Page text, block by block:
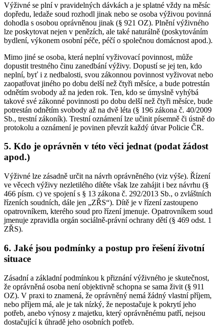
Výživné se plní v pravidelných dávkách a je splatné vždy na měsíc
dopředu, ledaže soud rozhodl jinak nebo se osoba výživou povinná
dohodla s osobou oprávněnou jinak (§ 921 OZ). Plnění výživného
lze poskytovat nejen v penězích, ale také naturálně (poskytováním
bydlení, výkonem osobní péče, péčí o společnou domácnost apod.).
Mimo jiné se osoba, která neplní vyživovací povinnost, může
dopustit trestného činu zanedbání výživy. Dopustí se jej ten, kdo
neplní, byť i z nedbalosti, svou zákonnou povinnost vyživovat nebo
zaopatřovat jiného po dobu delší než čtyři měsíce, a bude potrestán
odnětím svobody až na jeden rok. Ten, kdo se úmyslně vyhýbá
takové své zákonné povinnosti po dobu delší než čtyři měsíce, bude
potrestán odnětím svobody až na dvě léta (§ 196 zákona č. 40/2009
Sb., trestní zákoník). Trestní oznámení lze učinit písemně či ústně do
protokolu a oznámení je povinen převzít každý útvar Policie ČR.
5. Kdo je oprávněn v této věci jednat (podat žádost
apod.)
Výživné lze zásadně určit na návrh oprávněného (viz výše). Řízení
ve věcech výživy nezletilého dítěte však lze zahájit i bez návrhu (§
466 písm. c) ve spojení s § 13 zákona č. 292/2013 Sb., o zvláštních
řízeních soudních, dále jen „ZŘS“). Dítě je v řízení zastoupeno
opatrovníkem, kterého soud pro řízení jmenuje. Opatrovníkem soud
jmenuje zpravidla orgán sociálně-právní ochrany dětí (§ 469 odst. 1
ZŘS).
6. Jaké jsou podmínky a postup pro řešení životní
situace
Zásadní a základní podmínkou k přiznání výživného je skutečnost,
že oprávněná osoba není objektivně schopna se sama živit (§ 911
OZ). V praxi to znamená, že oprávněný nemá žádný vlastní příjem,
nebo příjem má, ale je tak nízký, že nepostačuje k pokrytí jeho
potřeb, anebo výnosy z majetku, který oprávněnému patří, nejsou
dostačující k úhradě jeho osobních potřeb.